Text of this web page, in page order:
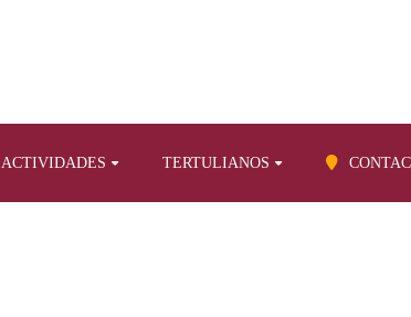
ACTIVIDADES TERTULIANOS